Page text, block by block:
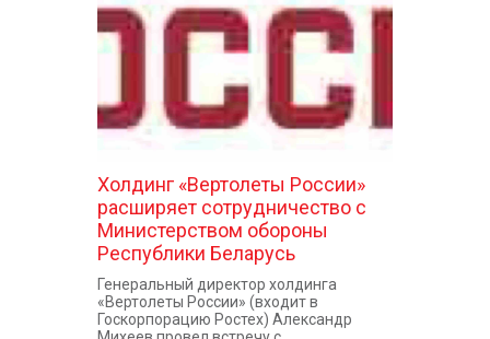
Холдинг «Вертолеты России»
расширяет сотрудничество с
Министерством обороны
Республики Беларусь
Генеральный директор холдинга
«Вертолеты России» (входит в
Госкорпорацию Ростех) Александр